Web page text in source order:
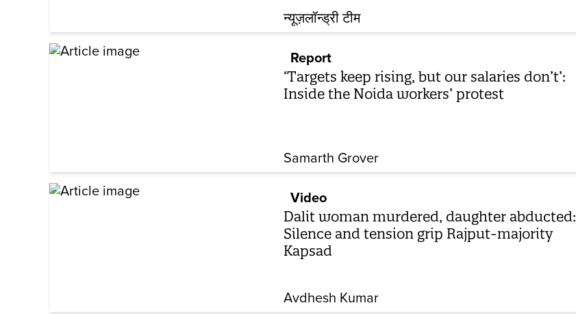
न्यूज़लॉन्ड्री टीम
Report
‘Targets keep rising, but our salaries don’t’:
Inside the Noida workers’ protest
Samarth Grover
Video
Dalit woman murdered, daughter abducted:
Silence and tension grip Rajput-majority
Kapsad
Avdhesh Kumar